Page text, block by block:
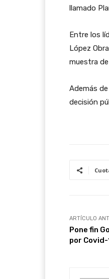
llamado
Entre los
López
muestra
Además
decisión
ARTÍCULO
Pone fin
por Covid-